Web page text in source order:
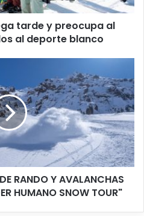
tarde y preocupa al
al deporte blanco
RANDO Y AVALANCHAS
HUMANO SNOW TOUR"